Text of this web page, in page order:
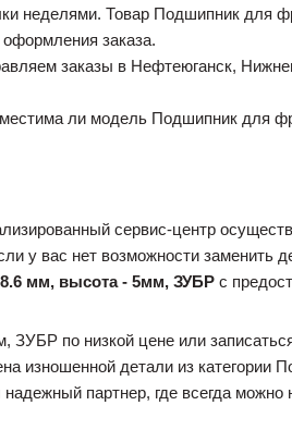
неделями. Товар Подшипник для
заказа.
заказы в Нефтеюганск,
ли модель Подшипник для
сервис-центр
у вас нет возможности заменить
мм, высота - 5мм, ЗУБР с
по низкой цене или
изношенной детали из категории
партнер, где всегда